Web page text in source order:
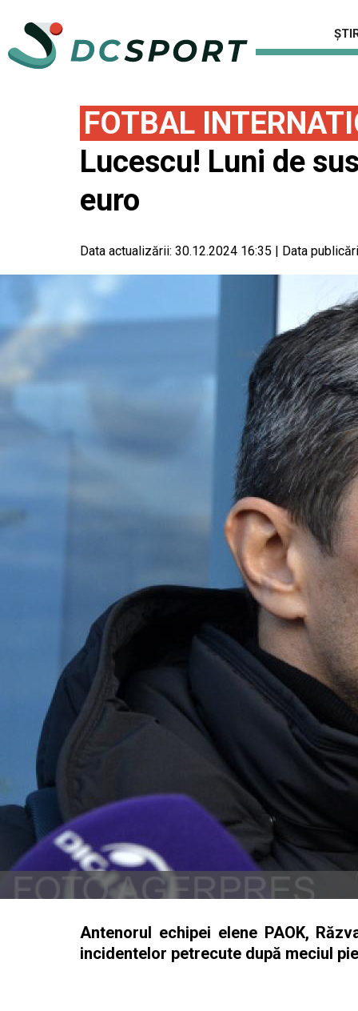
FOTBAL
Lucescu! Luni de
euro
Data actualizării: 30.12.2024 16:35 | Data
Antenorul echipei elene PAOK,
incidentelor petrecute după meciul